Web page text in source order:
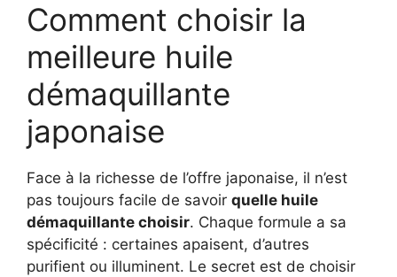
Comment choisir la
meilleure huile
démaquillante
japonaise
Face à la richesse de l’offre japonaise, il n’est
pas toujours facile de savoir quelle huile
démaquillante choisir. Chaque formule a sa
spécificité : certaines apaisent, d’autres
purifient ou illuminent. Le secret est de choisir